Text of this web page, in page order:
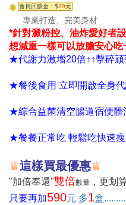
會員回饋金：$39元
專業打造、完美身材
*針對澱粉控、油炸愛好者
想減重一樣可以放膽安心吃
★代謝力激增20倍↑↑擊碎頑
★餐後食用 立即開啟全身代
★綜合益菌清空腸道宿便髒
★餐餐正常吃 輕鬆吃快速瘦
♕這樣買最優惠♕
"加倍奉還"雙倍數量 ，更划
只要再加590元 多1盒